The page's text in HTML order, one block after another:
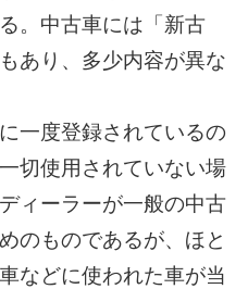
。中古車には「新古
あり、多少内容が異な
一度登録されているの
切使用されていない場
ィーラーが一般の中古
のものであるが、ほと
などに使われた車が当